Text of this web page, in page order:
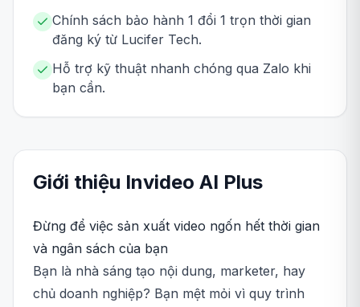
Chính sách bảo hành 1 đổi 1 trọn thời gian
đăng ký từ Lucifer Tech.
Hỗ trợ kỹ thuật nhanh chóng qua Zalo khi
bạn cần.
Giới thiệu Invideo AI Plus
Đừng để việc sản xuất video ngốn hết thời gian
và ngân sách của bạn
Bạn là nhà sáng tạo nội dung, marketer, hay
chủ doanh nghiệp? Bạn mệt mỏi vì quy trình